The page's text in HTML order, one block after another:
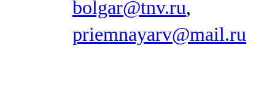
bolgar@tnv.ru,
priemnayarv@mail.ru